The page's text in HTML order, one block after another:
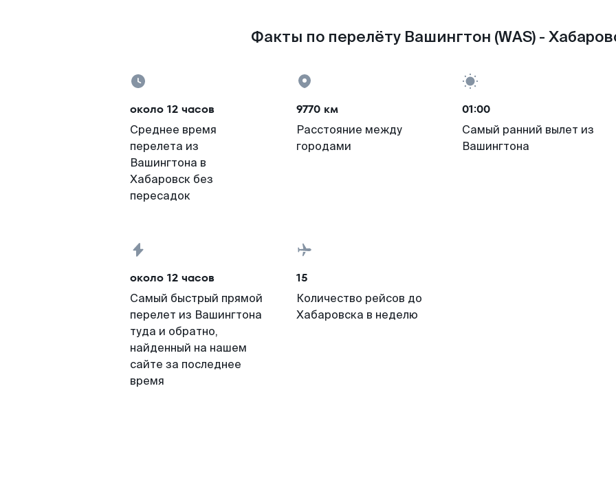
Факты по перелёту Вашингтон (WAS) -
около 12 часов
Среднее время
перелета из
Вашингтона в
Хабаровск без
пересадок
9770 км
Расстояние между
городами
01:00
Самый ранний вылет из
Вашингтона
около 12 часов
Самый быстрый прямой
перелет из Вашингтона
туда и обратно,
найденный на нашем
сайте за последнее
время
15
Количество рейсов до
Хабаровска в неделю